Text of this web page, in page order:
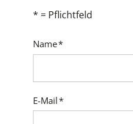
* = Pflichtfeld
Pflichtfeld
Name*
Pflichtfeld
E-Mail*